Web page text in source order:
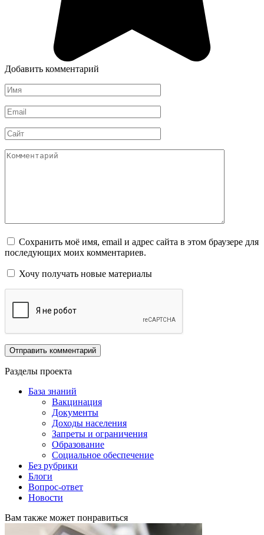
Добавить комментарий
Имя
*
Email
*
Сайт
Комментарий
Сохранить моё имя, email и адрес сайта в этом браузере для
последующих моих комментариев.
Хочу получать новые материалы
Разделы проекта
База знаний
Вакцинация
Документы
Доходы населения
Запреты и ограничения
Образование
Социальное обеспечение
Без рубрики
Блоги
Вопрос-ответ
Новости
Вам также может понравиться